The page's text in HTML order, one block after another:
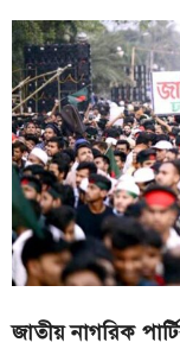
জাতীয় নাগরিক